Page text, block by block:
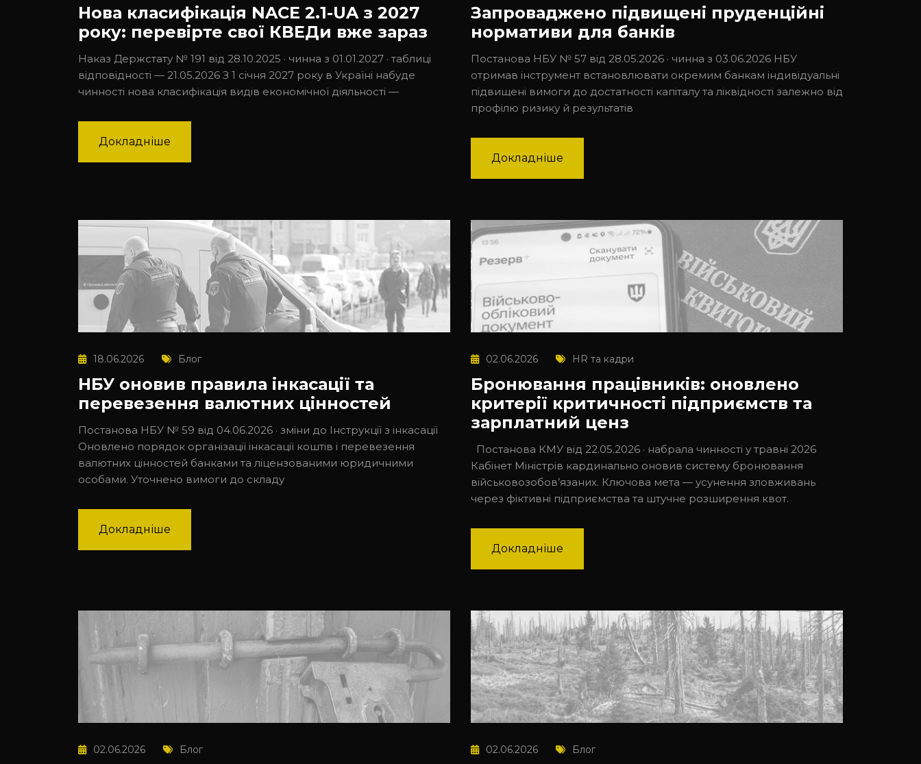
Нова класифікація NACE 2.1-UA з 2027
року: перевірте свої КВЕДи вже зараз
Наказ Держстату № 191 від 28.10.2025 · чинна з 01.01.2027 · таблиці
відповідності — 21.05.2026 З 1 січня 2027 року в Україні набуде
чинності нова класифікація видів економічної діяльності —
Докладніше
Запроваджено підвищені пруденційні
нормативи для банків
Постанова НБУ № 57 від 28.05.2026 · чинна з 03.06.2026 НБУ
отримав інструмент встановлювати окремим банкам індивідуальні
підвищені вимоги до достатності капіталу та ліквідності залежно від
профілю ризику й результатів
Докладніше
18.06.2026 Блог
НБУ оновив правила інкасації та
перевезення валютних цінностей
Постанова НБУ № 59 від 04.06.2026 · зміни до Інструкції з інкасації
Оновлено порядок організації інкасації коштів і перевезення
валютних цінностей банками та ліцензованими юридичними
особами. Уточнено вимоги до складу
Докладніше
02.06.2026 HR та кадри
Бронювання працівників: оновлено
критерії критичності підприємств та
зарплатний ценз
Постанова КМУ від 22.05.2026 · набрала чинності у травні 2026
Кабінет Міністрів кардинально оновив систему бронювання
військовозобов’язаних. Ключова мета — усунення зловживань
через фіктивні підприємства та штучне розширення квот.
Докладніше
02.06.2026 Блог 02.06.2026 Блог